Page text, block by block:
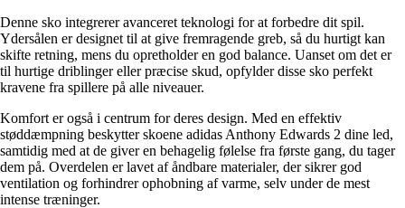
Denne sko integrerer avanceret teknologi for at forbedre dit spil.
Ydersålen er designet til at give fremragende greb, så du hurtigt kan
skifte retning, mens du opretholder en god balance. Uanset om det er
til hurtige driblinger eller præcise skud, opfylder disse sko perfekt
kravene fra spillere på alle niveauer.
Komfort er også i centrum for deres design. Med en effektiv
støddæmpning beskytter skoene adidas Anthony Edwards 2 dine led,
samtidig med at de giver en behagelig følelse fra første gang, du tager
dem på. Overdelen er lavet af åndbare materialer, der sikrer god
ventilation og forhindrer ophobning af varme, selv under de mest
intense træninger.